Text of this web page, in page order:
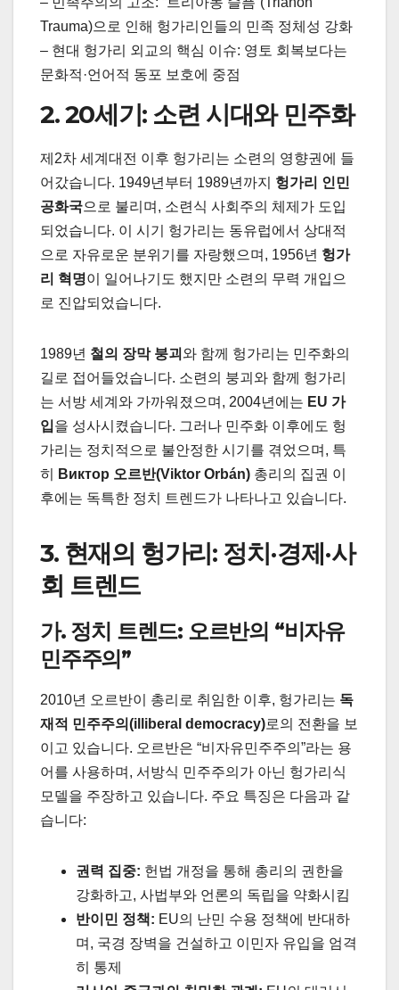
Trauma)으로 인해 헝가리인들의 민족 정체성 강화
– 현대 헝가리 외교의 핵심 이슈: 영토 회복보다는
문화적·언어적 동포 보호에 중점
2. 20세기: 소련 시대와 민주화
제2차 세계대전 이후 헝가리는 소련의 영향권에 들
어갔습니다. 1949년부터 1989년까지 헝가리 인민
공화국으로 불리며, 소련식 사회주의 체제가 도입
되었습니다. 이 시기 헝가리는 동유럽에서 상대적
으로 자유로운 분위기를 자랑했으며, 1956년 헝가
리 혁명이 일어나기도 했지만 소련의 무력 개입으
로 진압되었습니다.
1989년 철의 장막 붕괴 와 함께 헝가리는 민주화의
길로 접어들었습니다. 소련의 붕괴와 함께 헝가리
는 서방 세계와 가까워졌으며, 2004년에는 EU 가
입을 성사시켰습니다. 그러나 민주화 이후에도 헝
가리는 정치적으로 불안정한 시기를 겪었으며, 특
히
Виктор 오르반(Viktor Orbán) 총리의 집권 이
후에는 독특한 정치 트렌드가 나타나고 있습니다.
3. 현재의 헝가리: 정치·경제·사
회 트렌드
가. 정치 트렌드: 오르반의 “비자유
민주주의”
2010년 오르반이 총리로 취임한 이후, 헝가리는 독
재적 민주주의(illiberal democracy)로의 전환을 보
이고 있습니다. 오르반은 “비자유민주주의”라는 용
어를 사용하며, 서방식 민주주의가 아닌 헝가리식
모델을 주장하고 있습니다. 주요 특징은 다음과 같
습니다:
권력 집중: 헌법 개정을 통해 총리의 권한을
강화하고, 사법부와 언론의 독립을 약화시킴
반이민 정책: EU의 난민 수용 정책에 반대하
며, 국경 장벽을 건설하고 이민자 유입을 엄격
히 통제